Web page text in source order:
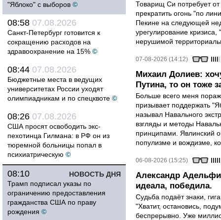
"Яблоко" с выборов ©
08:58 07.08.2026
Санкт-Петербург готовится к
сокращению расходов на
здравоохранение на 15% ©
08:44 07.08.2026
Бюджетные места в ведущих
университетах России уходят
олимпиадникам и по спецквоте ©
08:26 07.08.2026
США просят освободить экс-
пехотинца Гилмана: в РФ он из
тюремной больницы попал в
психиатрическую ©
НОВОСТЬ ДНЯ
08:10
Трамп подписал указы по
ограничению предоставления
гражданства США по праву
рождения ©
Товарищ Си потребует
прекратить огонь "по
Пекине на следующей
урегулирование
нерушимой
07-08-2026 (14:12)
Михаил Долиев:
Путина, то он тоже
Больше всего меня
призывает поддержать
называл Навального
взгляды и методы
принципами. Явлинский
популизме и вождизме,
06-08-2026 (15:25)
Александр
идеала, победила.
Судьба подаёт знаки,
"Хватит, остановись,
беспрерывно. Уже